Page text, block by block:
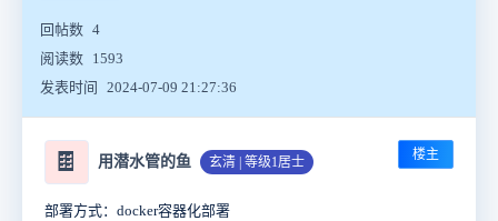
回帖数 4
阅读数 1593
发表时间
2024-07-09 21:27:36
🍫 用潜水管的鱼 玄清 | 等级1居士 楼主
部署方式：docker容器化部署